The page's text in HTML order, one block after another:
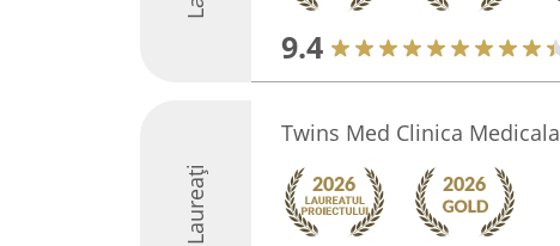
9.4
Laureați
Twins Med Clinica Medicala